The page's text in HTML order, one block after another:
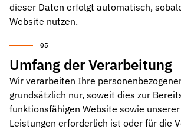
Impressum
Rechtliche Informationen zu unserem
AGB
Datenschutz
Informationen zum Schutz Ihrer Daten
Dichtungsarten im Überblick
Grundlagenwissen zu Arten, Funktion
dieser Daten erfolgt automatisch,
Website nutzen.
Umfang der Verarbeitung
Wir verarbeiten Ihre
grundsätzlich nur, soweit dies zur
funktionsfähigen Website sowie
Leistungen erforderlich ist oder für die